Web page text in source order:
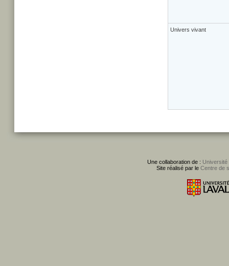
Univers vivant
Une collaboration de : Université
Site réalisé par le Centre de